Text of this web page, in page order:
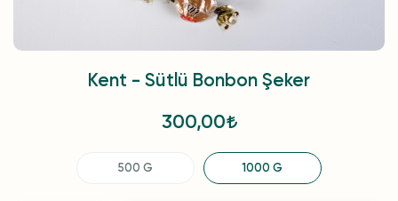
Kent - Sütlü Bonbon Şeker
300,00
500 G 1000 G